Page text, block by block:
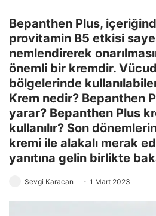
Bepanthen Plus,
provitamin B5 etkisi
nemlendirerek
önemli bir kremdir.
bölgelerinde
Krem nedir? Bepanthen
yarar? Bepanthen Plus
kullanılır? Son
kremi ile alakalı merak
yanıtına gelin birlikte
Sevgi Karacan 1 Mart 2023